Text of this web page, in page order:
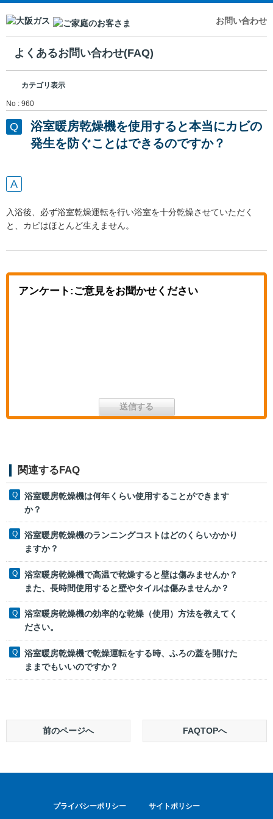
お問い合わせ
よくあるお問い合わせ(FAQ)
カテゴリ表示
No : 960
浴室暖房乾燥機を使用すると本当にカビの
発生を防ぐことはできるのですか？
入浴後、必ず浴室乾燥運転を行い浴室を十分乾燥させていただく
と、カビはほとんど生えません。
アンケート:ご意見をお聞かせください
関連するFAQ
浴室暖房乾燥機は何年くらい使用することができます
か？
浴室暖房乾燥機のランニングコストはどのくらいかかり
ますか？
浴室暖房乾燥機で高温で乾燥すると壁は傷みませんか？
また、長時間使用すると壁やタイルは傷みませんか？
浴室暖房乾燥機の効率的な乾燥（使用）方法を教えてく
ださい。
浴室暖房乾燥機で乾燥運転をする時、ふろの蓋を開けた
ままでもいいのですか？
前のページへ FAQTOPへ
プライバシーポリシー サイトポリシー